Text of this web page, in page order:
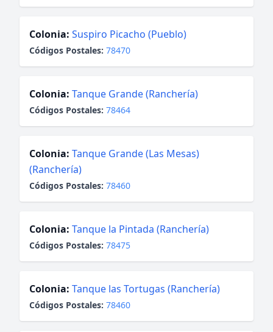
Colonia: Suspiro Picacho (Pueblo)
Códigos Postales: 78470
Colonia: Tanque Grande (Ranchería)
Códigos Postales: 78464
Colonia: Tanque Grande (Las Mesas)
(Ranchería)
Códigos Postales: 78460
Colonia: Tanque la Pintada (Ranchería)
Códigos Postales: 78475
Colonia: Tanque las Tortugas (Ranchería)
Códigos Postales: 78460